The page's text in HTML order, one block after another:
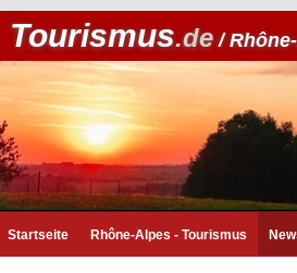
Tourismus.de/
Startseite Rhône-Alpes - Tourismus